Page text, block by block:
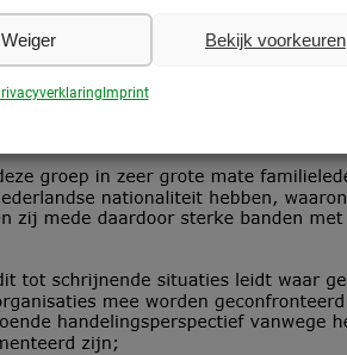
Weiger Bekijk voorkeuren
Imprint